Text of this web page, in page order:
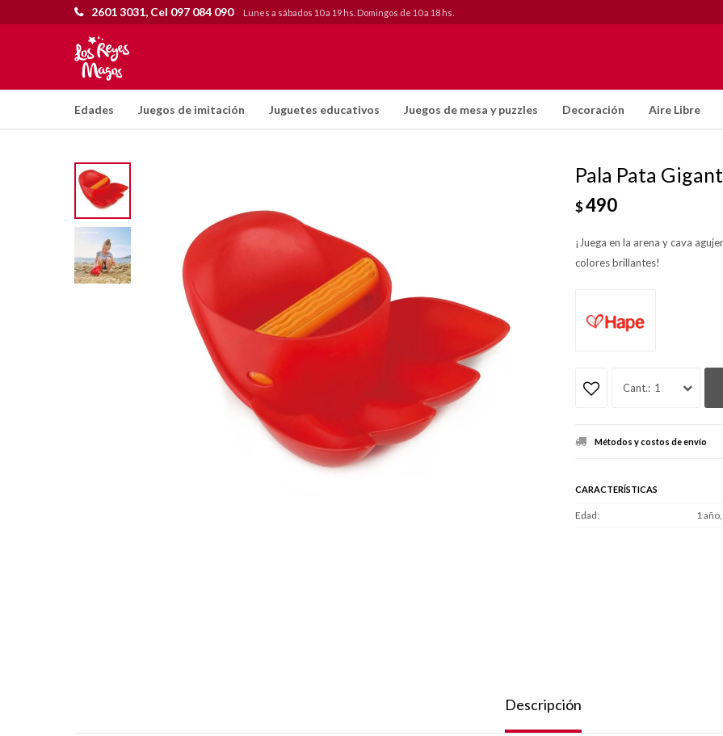
Edades Juegos de imitación Juguetes educativos Juegos de mesa y puzzles Decoración Aire Libre
2601 3031, Cel 097 084 090 Lunes a sábados 10 a 19 hs. Domingos de 10 a 18 hs.
Pala Pata
$490
¡Juega en la arena y cava
colores brillantes!
1
Métodos y costos de envío
CARACTERÍSTICAS
Edad 1
Descripción